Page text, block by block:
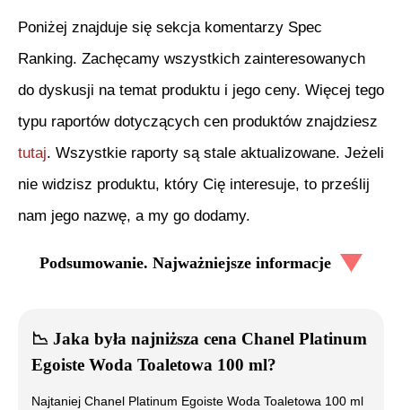
Poniżej znajduje się sekcja komentarzy Spec
Ranking. Zachęcamy wszystkich zainteresowanych
do dyskusji na temat produktu i jego ceny. Więcej tego
typu raportów dotyczących cen produktów znajdziesz
tutaj. Wszystkie raporty są stale aktualizowane. Jeżeli
nie widzisz produktu, który Cię interesuje, to prześlij
nam jego nazwę, a my go dodamy.
Podsumowanie. Najważniejsze informacje
📉 Jaka była najniższa cena Chanel Platinum
Egoiste Woda Toaletowa 100 ml?
Najtaniej Chanel Platinum Egoiste Woda Toaletowa 100 ml